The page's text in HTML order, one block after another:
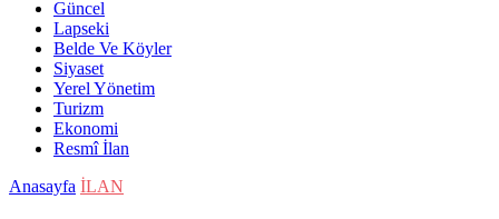
Güncel
Lapseki
Belde Ve Köyler
Siyaset
Yerel Yönetim
Turizm
Ekonomi
Resmî İlan
Anasayfa İLAN